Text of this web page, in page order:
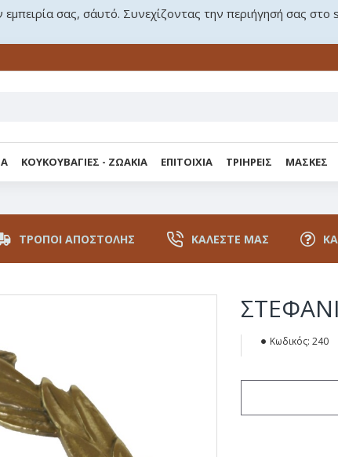
σας, σ΄αυτό. Συνεχίζοντας την περιήγησή σας
ΚΟΥΚΟΥΒΑΓΙΕΣ - ΖΩΑΚΙΑ ΕΠΙΤΟΙΧΙΑ ΤΡΙΗΡΕΙΣ ΜΑΣΚΕΣ
ΤΡΌΠΟΙ ΑΠΟΣΤΟΛΉΣ ΚΑΛΈΣΤΕ ΜΑΣ
Κωδικός: 240